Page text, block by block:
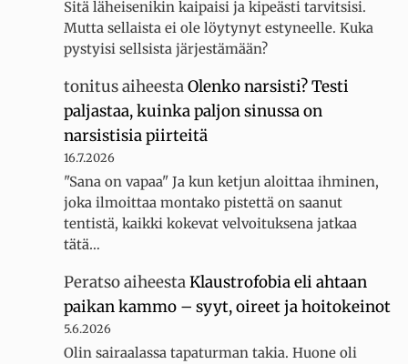
Sitä läheisenikin kaipaisi ja kipeästi tarvitsisi.
Mutta sellaista ei ole löytynyt estyneelle. Kuka
pystyisi sellsista järjestämään?
tonitusaiheestaOlenko narsisti? Testi
paljastaa, kuinka paljon sinussa on
narsistisia piirteitä
16.7.2026
"Sana on vapaa" Ja kun ketjun aloittaa ihminen,
joka ilmoittaa montako pistettä on saanut
tentistä, kaikki kokevat velvoituksena jatkaa
tätä…
PeratsoaiheestaKlaustrofobia eli ahtaan
paikan kammo – syyt, oireet ja hoitokeinot
5.6.2026
Olin sairaalassa tapaturman takia. Huone oli